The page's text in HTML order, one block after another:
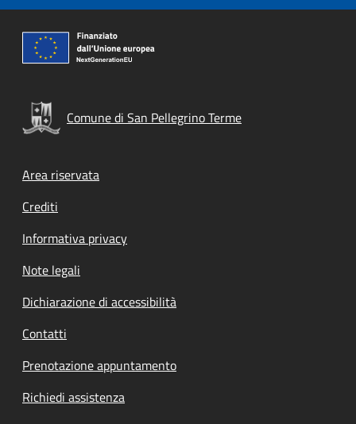
Comune di San Pellegrino Terme
Footer menu
Area riservata
Crediti
Informativa privacy
Note legali
Dichiarazione di accessibilità
Contatti
Prenotazione appuntamento
Richiedi assistenza